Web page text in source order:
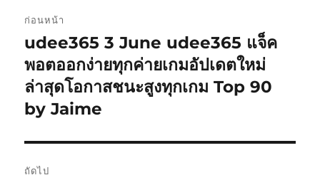
เรื่อง
ก่อนหน้า
เรื่อง
ก่อน
หน้า:
udee365 3 June udee365 แจ็ค
พอตออกง่ายทุกค่ายเกมอัปเดตใหม่
ล่าสุดโอกาสชนะสูงทุกเกม Top 90
by Jaime
ถัดไป